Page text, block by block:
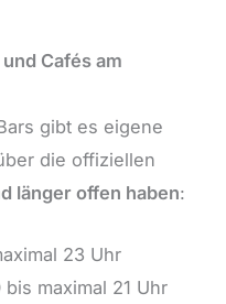
Cafés am
gibt es eigene
die offiziellen
länger offen haben:
23 Uhr
maximal 21 Uhr